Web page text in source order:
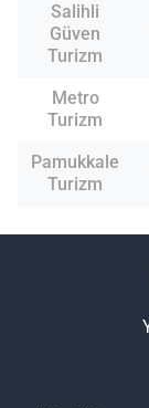
Salihli
Güven
Turizm
Metro
Turizm
Pamukkale
Turizm